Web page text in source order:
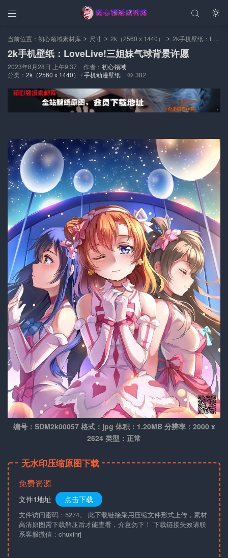
 

当前位置： 初心领域素材库 > 尺寸 > 2k（2560 x 1440） > 2k手机壁纸：LoveLive!三姐妹气球背景许愿
2k手机壁纸：LoveLive!三姐妹气球背景许愿
2023年8月28日 上午9:37 作者： 初心领域
分类： 2k（2560 x 1440） /手机动漫壁纸  382
编号：SDM2k00057 格式：jpg 体积：1.20MB 分辨率：2000 x
2624 类型：正常
无水印压缩原图下载
免费资源
文件1地址 点击下载
文件访问密码：5274。 此下载链接采用压缩文件形式上传，素材
高清原图需下载解压后才能查看，介意勿下！ 下载链接失效请联
系客服微信：chuxinrj